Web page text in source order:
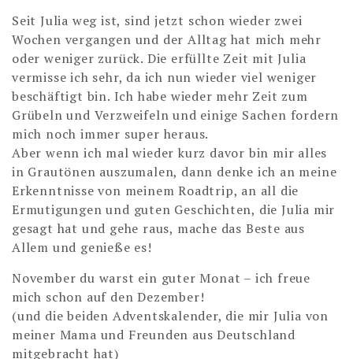
Seit Julia weg ist, sind jetzt schon wieder zwei
Wochen vergangen und der Alltag hat mich mehr
oder weniger zurück. Die erfüllte Zeit mit Julia
vermisse ich sehr, da ich nun wieder viel weniger
beschäftigt bin. Ich habe wieder mehr Zeit zum
Grübeln und Verzweifeln und einige Sachen fordern
mich noch immer super heraus.
Aber wenn ich mal wieder kurz davor bin mir alles
in Grautönen auszumalen, dann denke ich an meine
Erkenntnisse von meinem Roadtrip, an all die
Ermutigungen und guten Geschichten, die Julia mir
gesagt hat und gehe raus, mache das Beste aus
Allem und genieße es!
November du warst ein guter Monat – ich freue
mich schon auf den Dezember!
(und die beiden Adventskalender, die mir Julia von
meiner Mama und Freunden aus Deutschland
mitgebracht hat)